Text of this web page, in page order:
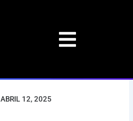
ABRIL 12, 2025